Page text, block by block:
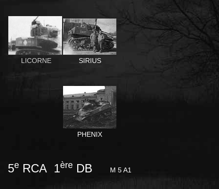
LICORNE SIRIUS
PHENIX
5e RCA 1ère DB M 5 A1